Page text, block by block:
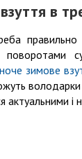
в
правильно
зимове
володарки
і